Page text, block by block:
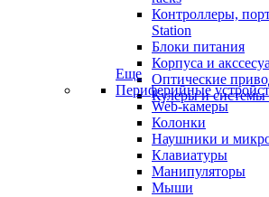
Контроллеры,
Station
Блоки питания
Корпуса и
Оптические
Кулеры и системы
Еще
Периферийные
Web-камеры
Колонки
Наушники и
Клавиатуры
Манипуляторы
Мыши